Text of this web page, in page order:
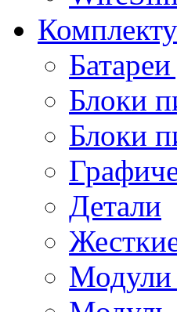
Блоки
Блоки
Детали
Модули